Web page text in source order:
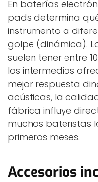
En baterías
pads determina
instrumento a
golpe (dinámica).
suelen tener entre
los intermedios
mejor respuesta
acústicas, la
fábrica influye
muchos bateristas
primeros meses.
Accesorios